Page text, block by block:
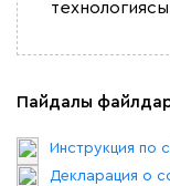
Пайдалы
Декларация о